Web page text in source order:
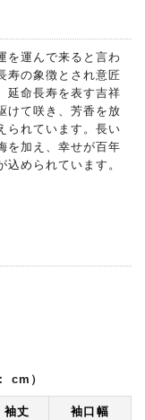
を運んで来ると言わ
寿の象徴とされ意匠
延命長寿を表す吉祥
けて咲き、芳香を放
られています。長い
を加え、幸せが百年
められています。
cm）
袖丈 袖口幅